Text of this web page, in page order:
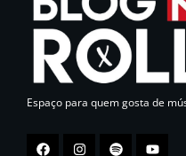
Espaço para quem gosta de